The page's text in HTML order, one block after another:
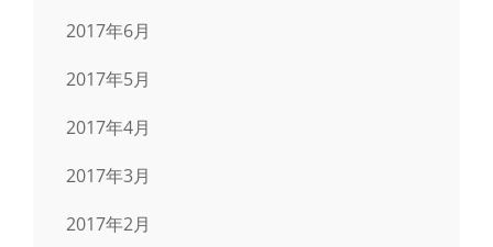
2017年6月
2017年5月
2017年4月
2017年3月
2017年2月